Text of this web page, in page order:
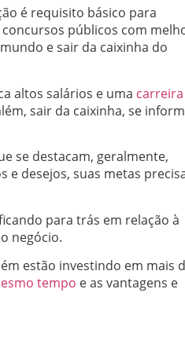
é requisito básico para
públicos com
e sair da caixinha do
altos salários e uma
sair da caixinha, se
se destacam, geralmente,
e desejos, suas metas
para trás em relação à
negócio.
estão investindo em mais
tempo e as vantagens e